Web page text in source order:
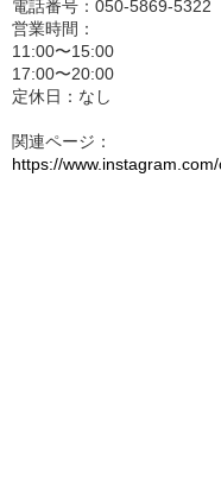
電話番号：050-5869-5322
営業時間：
11:00〜15:00
17:00〜20:00
定休日：なし
関連ページ：
https://